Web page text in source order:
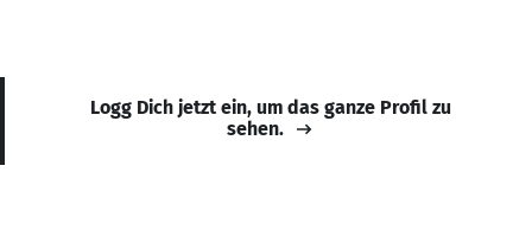
Logg Dich jetzt ein, um das ganze Profil zu
sehen.